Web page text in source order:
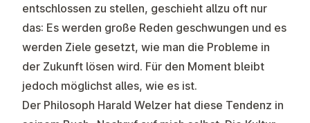
entschlossen zu stellen, geschieht allzu oft nur
das: Es werden große Reden geschwungen und es
werden Ziele gesetzt, wie man die Probleme in
der Zukunft lösen wird. Für den Moment bleibt
jedoch möglichst alles, wie es ist.
Der Philosoph Harald Welzer hat diese Tendenz in